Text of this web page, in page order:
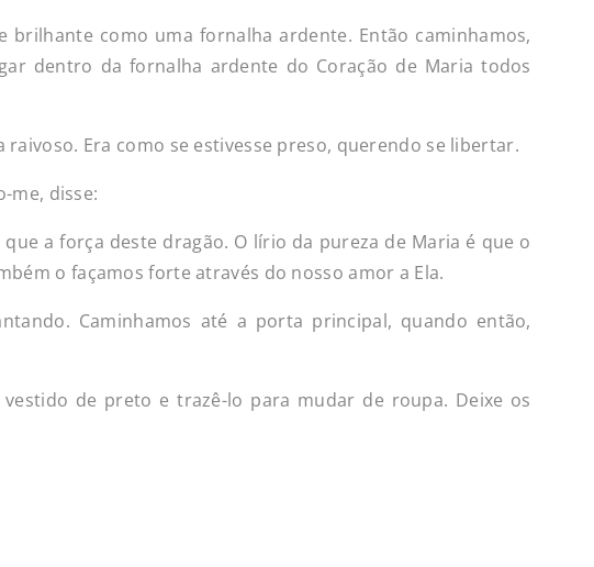
como uma fornalha ardente. Então caminhamos,
dentro da fornalha ardente do Coração de Maria todos
Era como se estivesse preso, querendo se libertar.
me, disse:
a força deste dragão. O lírio da pureza de Maria é que o
o façamos forte através do nosso amor a Ela.
Caminhamos até a porta principal, quando então,
de preto e trazê-lo para mudar de roupa. Deixe os